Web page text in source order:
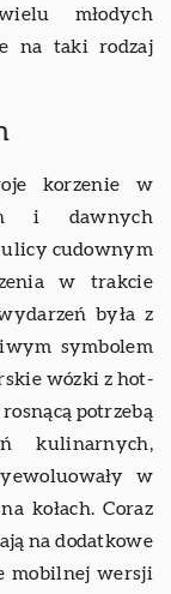
młodych
na taki rodzaj
korzenie w
i dawnych
ulicy cudownym
w trakcie
była z
symbolem
wózki z hot-
potrzebą
kulinarnych,
w
kołach. Coraz
na dodatkowe
mobilnej wersji